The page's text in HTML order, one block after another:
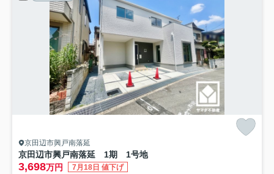
京田辺市興戸南落延
京田辺市興戸南落延 1期 1号地
3,698万円 7月18日 値下げ